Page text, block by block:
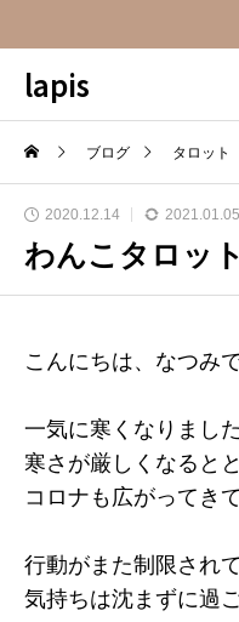
lapis
ブログ タロット
2020.12.14 2021.01.05
わんこタロッ
こんにちは、なつみ
一気に寒くなりまし
寒さが厳しくなるとと
コロナも広がってき
行動がまた制限され
気持ちは沈まずに過